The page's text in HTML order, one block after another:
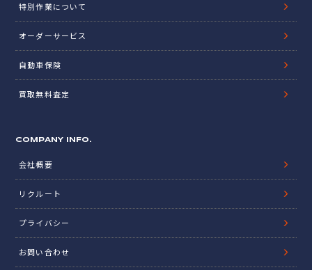
特別作業について
オーダーサービス
自動車保険
買取無料査定
COMPANY INFO.
会社概要
リクルート
プライバシー
お問い合わせ